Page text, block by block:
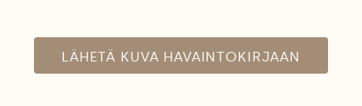
LÄHETÄ KUVA HAVAINTOKIRJAAN